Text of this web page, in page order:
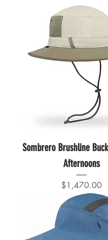
Sombrero Brushline
Afternoons
Precio
$1,470.00